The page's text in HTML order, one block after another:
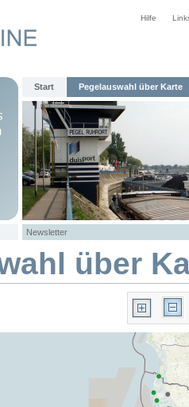
Hilfe
Start Pegelauswahl über Karte
Newsletter
über